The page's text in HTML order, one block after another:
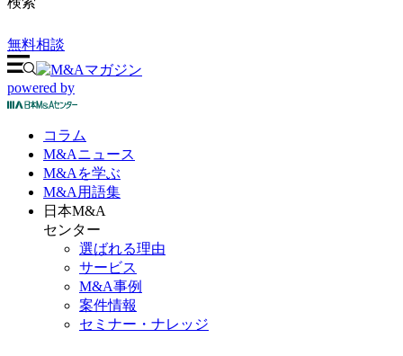
無料相談
powered by
コラム
M&Aニュース
M&Aを学ぶ
M&A 用語集
日本M&A
センター
選ばれる理由
サービス
M&A事例
案件情報
セミナー・ナレッジ